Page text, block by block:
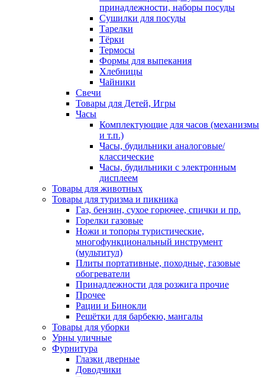
принадлежности, наборы посуды
Сушилки для посуды
Тарелки
Тёрки
Термосы
Формы для выпекания
Хлебницы
Чайники
Свечи
Товары для Детей, Игры
Часы
Комплектующие для часов (механизмы
и т.п.)
Часы, будильники аналоговые/
классические
Часы, будильники с электронным
дисплеем
Товары для животных
Товары для туризма и пикника
Газ, бензин, сухое горючее, спички и пр.
Горелки газовые
Ножи и топоры туристические,
многофункциональный инструмент
(мультитул)
Плиты портативные, походные, газовые
обогреватели
Принадлежности для розжига прочие
Прочее
Рации и Бинокли
Решётки для барбекю, мангалы
Товары для уборки
Урны уличные
Фурнитура
Глазки дверные
Доводчики